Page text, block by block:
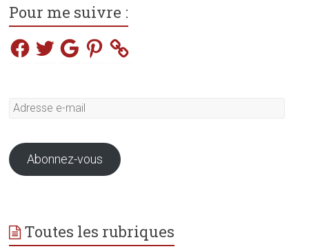
Pour me suivre :
Facebook
TwitterGooglePinterest
Adresse
Abonnez-vous
Toutes les rubriques